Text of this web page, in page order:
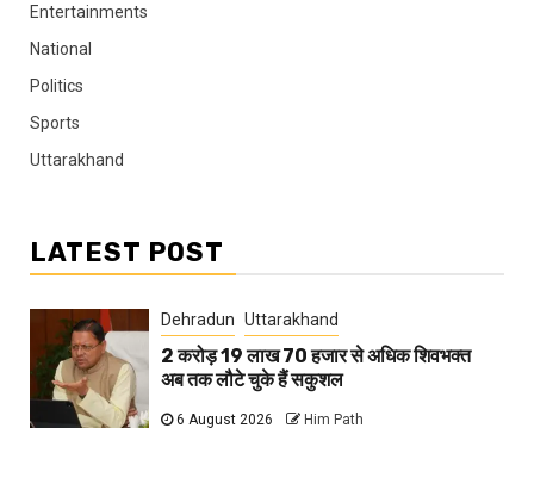
Entertainments
National
Politics
Sports
Uttarakhand
LATEST POST
Dehradun Uttarakhand
2 करोड़ 19 लाख 70 हजार से अधिक शिवभक्त
अब तक लौटे चुके हैं सकुशल
6 August 2026 Him Path